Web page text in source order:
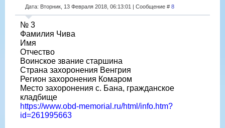
Дата: Вторник, 13 Февраля 2018, 06:13:01 | Сообщение # 8
№ 3
Фамилия Чива
Имя
Отчество
Воинское звание старшина
Страна захоронения Венгрия
Регион захоронения Комаром
Место захоронения с. Бана, гражданское
кладбище
https://www.obd-memorial.ru/html/info.htm?
id=261995663